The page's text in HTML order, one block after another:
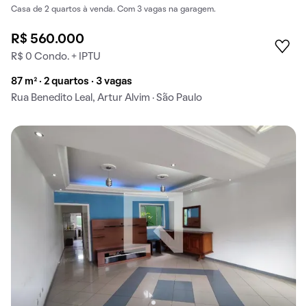
Casa de 2 quartos à venda. Com 3 vagas na garagem.
R$ 560.000
R$ 0 Condo. + IPTU
87 m² · 2 quartos · 3 vagas
Rua Benedito Leal, Artur Alvim · São Paulo